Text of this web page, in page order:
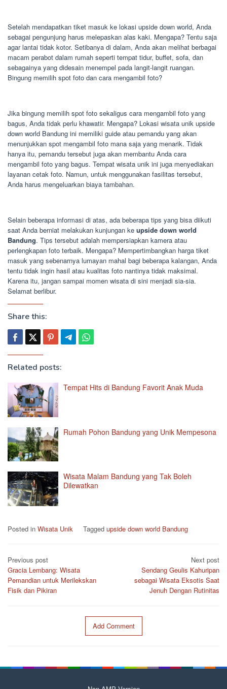
Setelah mendapatkan tiket masuk ke lokasi upside down world, Anda
sebagai pengunjung harus melepaskan alas kaki. Mengapa? Tentu saja
agar lantai tidak kotor. Setibanya di dalam, Anda akan melihat berbagai
macam perabot dalam rumah seperti tempat tidur, buffet, sofa, dan
sebagainya yang didesain menempel pada langit-langit ruangan.
Bingung memilih spot foto dan cara mengambil foto?
Jika bingung memilih spot foto sekaligus cara mengambil foto yang
bagus, Anda tidak perlu khawatir. Mengapa? Lokasi wisata unik upside
down world Bandung ini memiliki guide atau pemandu yang akan
menunjukkan spot mengambil foto mana saja yang menarik. Tidak
hanya itu, pemandu tersebut juga akan membantu Anda cara
mengambil foto yang bagus. Tempat wisata unik ini juga menyediakan
layanan cetak foto. Namun, untuk menggunakan fasilitas tersebut,
Anda harus mengeluarkan biaya tambahan.
Selain beberapa informasi di atas, ada beberapa tips yang bisa diikuti
saat Anda berniat melakukan kunjungan ke upside down world
Bandung. Tips tersebut adalah mempersiapkan kamera atau
perlengkapan foto terbaik. Mengapa? Mempertimbangkan harga tiket
masuk yang sebenarnya lumayan mahal bagi beberapa kalangan, Anda
tentu tidak ingin hasil atau kualitas foto nantinya tidak maksimal.
Karena itu, jangan sampai momen wisata di sini menjadi sia-sia.
Selamat berlibur.
Share this:
Related posts:
Tempat Hits di Bandung Favorit Anak Muda
Rumah Pohon Bandung yang Unik Mempesona
Wisata Malam Bandung yang Tak Boleh
Dilewatkan
Posted in Wisata Unik Tagged upside down world Bandung
Post
navigation
Previous post
Gracia Lembang: Wisata
Pemandian untuk Merilekskan
Fisik dan Pikiran
Next post
Sendang Geulis Kahuripan
sebagai Wisata Eksotis Saat
Jenuh Dengan Rutinitas
Add Comment